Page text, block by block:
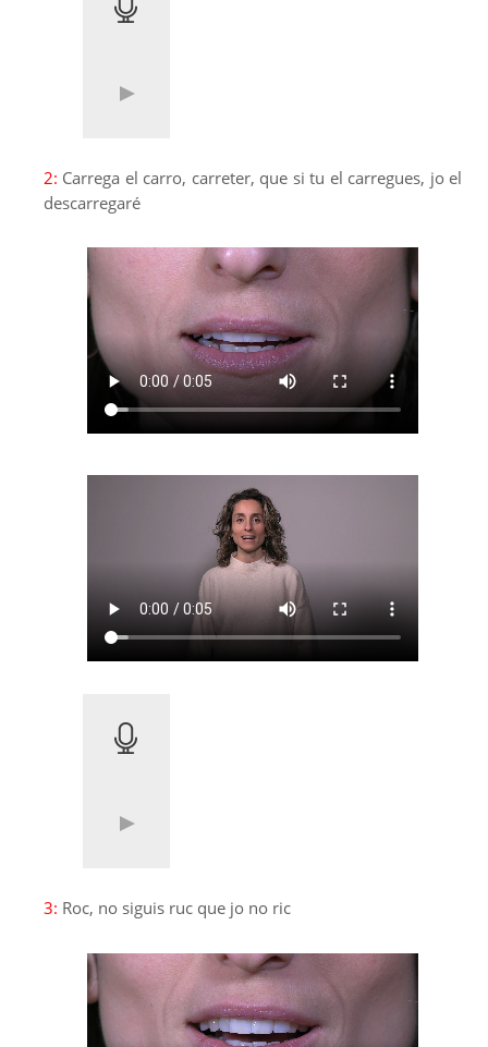
2: Carrega el carro, carreter, que si tu el carregues, jo el
descarregaré
3: Roc, no siguis ruc que jo no ric